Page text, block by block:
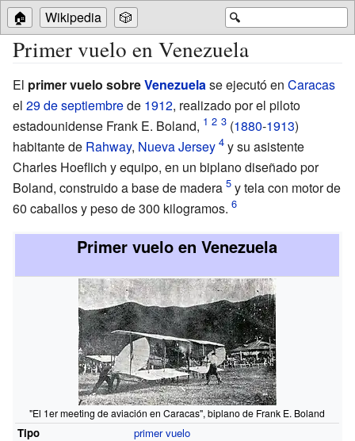
🔍
🏠 Wikipedia 🎲
Primer vuelo en Venezuela
El primer vuelo sobreVenezuela se ejecutó en Caracas
el 29 de septiembrede 1912, realizado por el piloto
estadounidense Frank E. Boland,
(1880-1913)
habitante de Rahway, Nueva Jersey
y su asistente
Charles Hoeflich y equipo, en un biplano diseñado por
Boland, construido a base de madera
y tela con motor de
60 caballos y peso de 300 kilogramos.
Primer vuelo en Venezuela
"El 1er meeting de aviación en Caracas", biplano de Frank E. Boland
Tipo
primer vuelo